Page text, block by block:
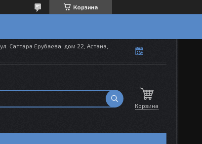
Корзина
Саттара Ерубаева, дом 22, Астана,
Корзина